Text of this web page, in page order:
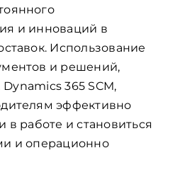
и инноваций в
Использование
и решений,
365 SCM,
эффективно
в работе и становиться
и операционно